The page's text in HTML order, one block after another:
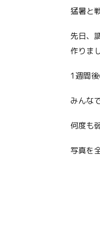
猛暑と
先日、
作りま
1週間
みんな
何度も
写真を